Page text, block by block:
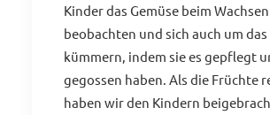
Kinder das Gemüse beim Wachsen
beobachten und sich auch um das
kümmern, indem sie es gepflegt
gegossen haben. Als die Früchte
haben wir den Kindern